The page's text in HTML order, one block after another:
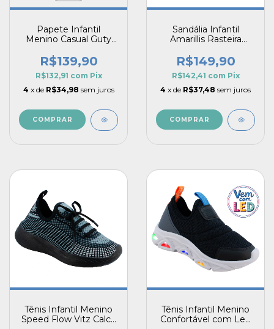
Papete Infantil
Menino Casual Guty
Fechamento Prático
R$139,90
R$132,91 com Pix
4 x de R$34,98 sem juros
COMPRAR
Sandália Infantil
Amarillis Rasteira
Exclusivo
R$149,90
R$142,41 com Pix
4 x de R$37,48 sem juros
COMPRAR
Tênis Infantil Menino
Speed Flow Vitz Calce
Tênis Infantil Menino
Confortável com Led